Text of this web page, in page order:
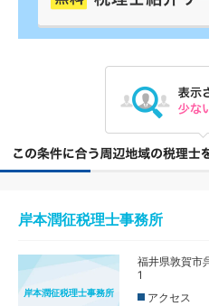
岸本潤征税理士事務所
岸本潤征税理士事務所
福井県敦賀市
1
アクセス